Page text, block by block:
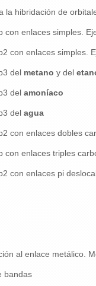
la hibridación de
con enlaces simples.
con enlaces simples.
del metano y del
del amoníaco
del agua
con enlaces dobles
con enlaces triples
con enlaces pi
al enlace metálico.
bandas